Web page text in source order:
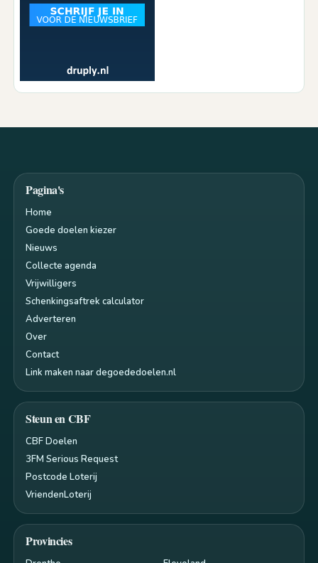
Pagina's
Home
Goede doelen kiezer
Nieuws
Collecte agenda
Vrijwilligers
Schenkingsaftrek calculator
Adverteren
Over
Contact
Link maken naar degoededoelen.nl
Steun en CBF
CBF Doelen
3FM Serious Request
Postcode Loterij
VriendenLoterij
Provincies